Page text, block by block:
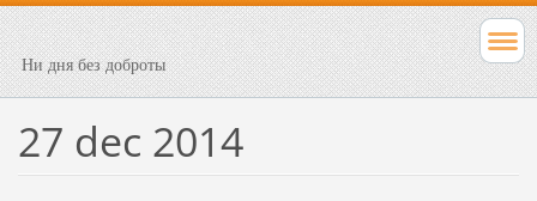
Ни дня без доброты
27 dec 2014